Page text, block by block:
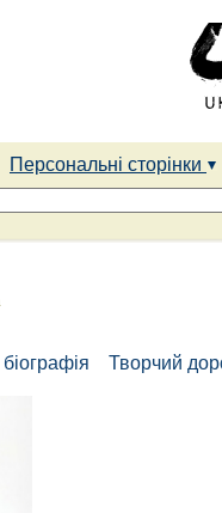
Персональні сторінки
Творчий